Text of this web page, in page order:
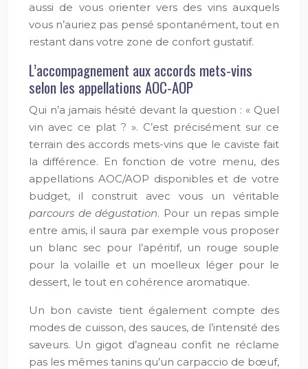
aussi de vous orienter vers des vins auxquels
vous n’auriez pas pensé spontanément, tout en
restant dans votre zone de confort gustatif.
L’accompagnement aux accords mets-vins
selon les appellations AOC-AOP
Qui n’a jamais hésité devant la question : « Quel
vin avec ce plat ? ». C’est précisément sur ce
terrain des accords mets-vins que le caviste fait
la différence. En fonction de votre menu, des
appellations AOC/AOP disponibles et de votre
budget, il construit avec vous un véritable
parcours de dégustation. Pour un repas simple
entre amis, il saura par exemple vous proposer
un blanc sec pour l’apéritif, un rouge souple
pour la volaille et un moelleux léger pour le
dessert, le tout en cohérence aromatique.
Un bon caviste tient également compte des
modes de cuisson, des sauces, de l’intensité des
saveurs. Un gigot d’agneau confit ne réclame
pas les mêmes tanins qu’un carpaccio de bœuf,